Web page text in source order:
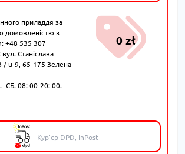
приладдя за
домовленістю з
+48 535 307
Станіслава
/ u-9, 65-175 Зелена-
СБ. 08: 00-20: 00.
0 zł
Кур'єр DPD, InPost